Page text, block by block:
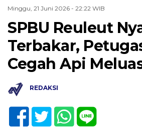
Minggu, 21 Juni 2026 - 22:22 WIB
SPBU Reuleut
Terbakar,
Cegah Api
REDAKSI